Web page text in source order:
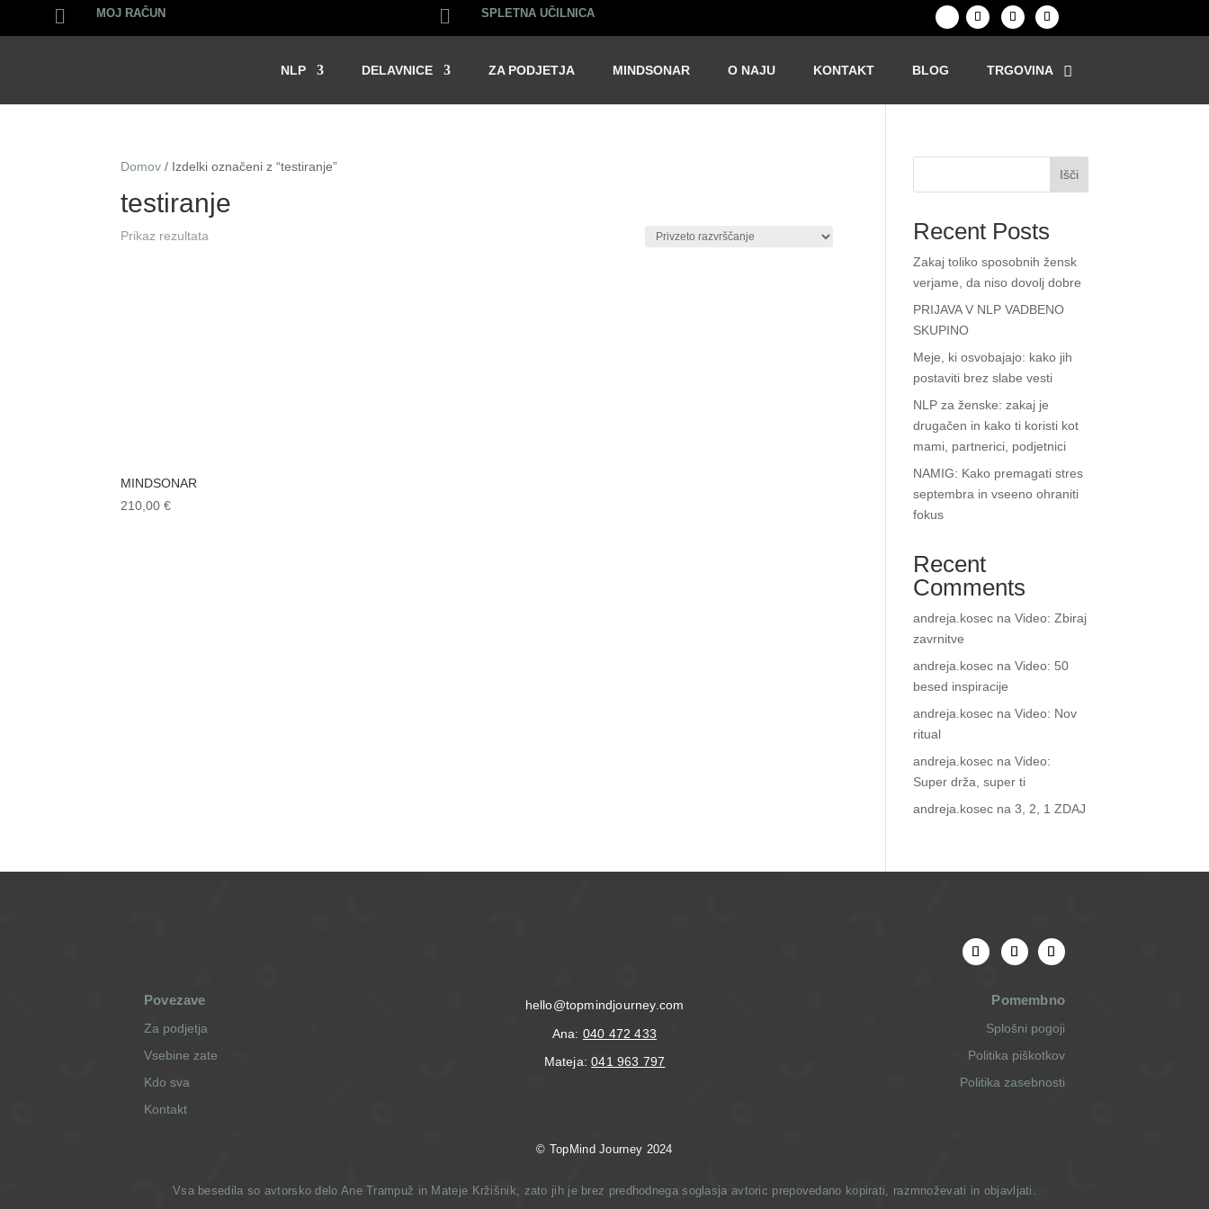
 MOJ RAČUN  SPLETNA UČILNICA
NLP DELAVNICE ZA PODJETJA MINDSONAR O NAJU KONTAKT BLOG TRGOVINA
Domov / Izdelki označeni z “testiranje”
testiranje
Prikaz rezultata
MINDSONAR
210,00€
Išči
Recent Posts
Zakaj toliko sposobnih žensk
verjame, da niso dovolj dobre
PRIJAVA V NLP VADBENO
SKUPINO
Meje, ki osvobajajo: kako jih
postaviti brez slabe vesti
NLP za ženske: zakaj je
drugačen in kako ti koristi kot
mami, partnerici, podjetnici
NAMIG: Kako premagati stres
septembra in vseeno ohraniti
fokus
Recent
Comments
andreja.kosec naVideo: Zbiraj
zavrnitve
andreja.kosec naVideo: 50
besed inspiracije
andreja.kosec naVideo: Nov
ritual
andreja.kosec naVideo:
Super drža, super ti
andreja.kosec na3, 2, 1 ZDAJ
Povezave
Za podjetja
Vsebine zate
Kdo sva
Kontakt
hello@topmindjourney.com
Ana: 040 472 433
Mateja:041 963 797
Pomembno
Splošni pogoji
Politika piškotkov
Politika zasebnosti
© TopMind Journey 2024
Vsa besedila so avtorsko delo Ane Trampuž in Mateje Kržišnik, zato jih je brez predhodnega soglasja avtoric prepovedano kopirati, razmnoževati in objavljati.